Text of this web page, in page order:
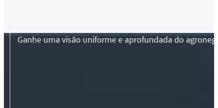
Ganhe uma visão uniforme e aprofundada do